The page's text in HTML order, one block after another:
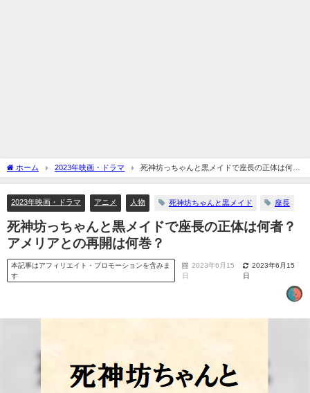
ホーム 2023年映画・ドラマ
死神坊っちゃんと黒メイドで座長の正体は何
者？アメリアとの再開は何巻？
2023年映画・ドラマ アニメ 人物 死神坊ちゃんと黒メイド 座長
死神坊っちゃんと黒メイドで座長の正体は何者？
アメリアとの再開は何巻？
本記事はアフィリエイト・プロモーションを含みま
す
2023年6月15
日
2023年6月15
日